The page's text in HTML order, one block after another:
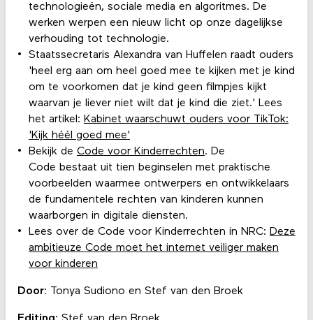
technologieën, sociale media en algoritmes. De
werken werpen een nieuw licht op onze dagelijkse
verhouding tot technologie.
Staatssecretaris Alexandra van Huffelen raadt ouders
'heel erg aan om heel goed mee te kijken met je kind
om te voorkomen dat je kind geen filmpjes kijkt
waarvan je liever niet wilt dat je kind die ziet.' Lees
het artikel: Kabinet waarschuwt ouders voor TikTok:
'Kijk héél goed mee'
Bekijk de Code voor Kinderrechten. De
Code bestaat uit tien beginselen met praktische
voorbeelden waarmee ontwerpers en ontwikkelaars
de fundamentele rechten van kinderen kunnen
waarborgen in digitale diensten.
Lees over de Code voor Kinderrechten in NRC: Deze
ambitieuze Code moet het internet veiliger maken
voor kinderen
Door: Tonya Sudiono en Stef van den Broek